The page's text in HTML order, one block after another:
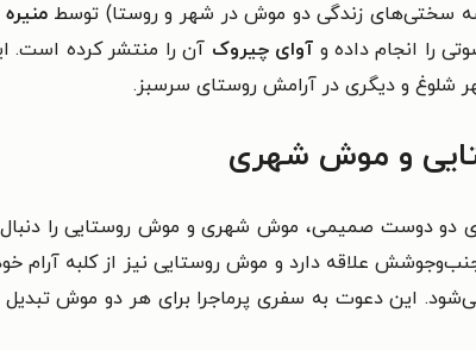
سختی‌های زندگی دو موش در شهر و روستا) توسط
را انجام داده و آوای چیروک آن را منتشر کرده است.
شلوغ و دیگری در آرامش روستای سرسبز.
و موش شهری
دوست صمیمی، موش شهری و موش روستایی را دنبال
علاقه دارد و موش روستایی نیز از کلبه
این دعوت به سفری پرماجرا برای هر دو موش